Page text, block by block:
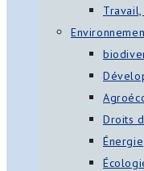
Droits
Énergie